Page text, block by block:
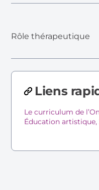
Rôle thérapeutique
Liens
Le curriculum de
Éducation artistique,